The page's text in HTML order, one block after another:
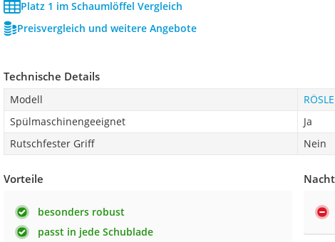
Platz 1 im Schaumlöffel Vergleich
Preisvergleich und weitere Angebote
Technische Details
Modell
Spülmaschinengeeignet
Ja
Rutschfester Griff
Nein
Vorteile
besonders robust
passt in jede Schublade